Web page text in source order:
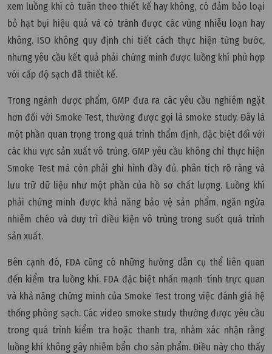
xem luồng khí có tuân theo thiết kế hay không, có đảm bảo loại
bỏ hạt bụi hiệu quả và có tránh được các vùng nhiễu loạn hay
không. ISO không quy định chi tiết cách thực hiện từng bước,
nhưng yêu cầu kết quả phải chứng minh được luồng khí phù hợp
với cấp độ sạch đã thiết kế.
Trong ngành dược phẩm, GMP đưa ra các yêu cầu nghiêm ngặt
hơn đối với Smoke Test, thường được gọi là smoke study. Đây là
một phần quan trọng trong quá trình thẩm định, đặc biệt đối với
các khu vực sản xuất vô trùng. GMP yêu cầu không chỉ thực hiện
Smoke Test mà còn phải ghi hình đầy đủ, phân tích rõ ràng và
lưu trữ dữ liệu như một phần của hồ sơ chất lượng. Luồng khí
phải chứng minh được khả năng bảo vệ sản phẩm, ngăn ngừa
nhiễm chéo và duy trì điều kiện vô trùng trong suốt quá trình
sản xuất.
Bên cạnh đó, FDA cũng có những hướng dẫn cụ thể liên quan
đến kiểm tra luồng khí. FDA đặc biệt nhấn mạnh tính trực quan
và khả năng chứng minh của Smoke Test trong việc đánh giá hệ
thống phòng sạch. Các video smoke study thường được yêu cầu
trong quá trình kiểm tra hoặc thanh tra, nhằm xác nhận rằng
luồng khí không gây nhiễm bẩn cho sản phẩm. Điều này cho thấy